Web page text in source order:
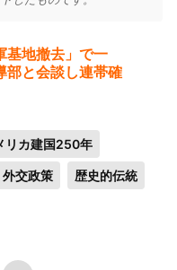
基地撤去」で一
と会談し連帯確
リカ建国250年
外交政策 歴史的伝統